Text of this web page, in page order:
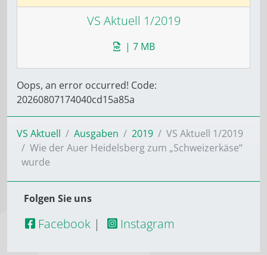
VS Aktuell 1/2019
| 7 MB
Oops, an error occurred! Code:
20260807174040cd15a85a
VS Aktuell Ausgaben 2019
VS Aktuell 1/2019
Wie der Auer Heidelsberg zum „Schweizerkäse“
wurde
Folgen Sie uns
Facebook | Instagram